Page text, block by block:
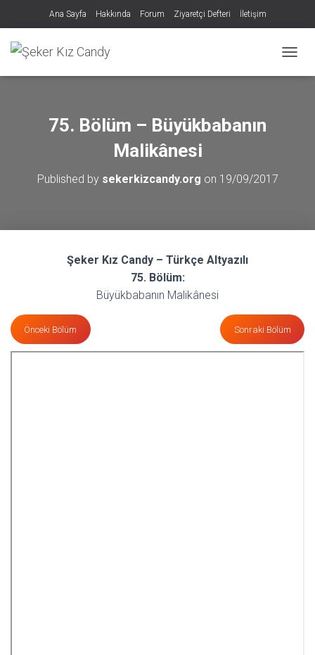
Ana Sayfa Hakkında Forum Ziyaretçi Defteri İletişim
75. Bölüm – Büyükbabanın
Malikânesi
Published by sekerkizcandy.org on 19/09/2017
Şeker Kız Candy – Türkçe Altyazılı
75. Bölüm:
Büyükbabanın Malikânesi
Önceki Bölüm Sonraki Bölüm